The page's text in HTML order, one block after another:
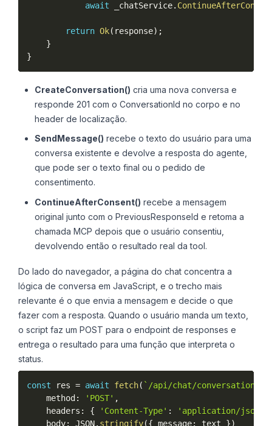
await _chatService.
return Ok( response) ;
}
}
CreateConversation() cria uma nova conversa e
responde 201 com o ConversationId no corpo e no
header de localização.
SendMessage() recebe o texto do usuário para uma
conversa existente e devolve a resposta do agente,
que pode ser o texto final ou o pedido de
consentimento.
ContinueAfterConsent() recebe a mensagem
original junto com o PreviousResponseId e retoma a
chamada MCP depois que o usuário consentiu,
devolvendo então o resultado real da tool.
Do lado do navegador, a página do chat concentra a
lógica de conversa em JavaScript, e o trecho mais
relevante é o que envia a mensagem e decide o que
fazer com a resposta. Quando o usuário manda um texto,
o script faz um POST para o endpoint de responses e
entrega o resultado para uma função que interpreta o
status.
const res = await fetch( `/api/chat/conversations/
    method
: 'POST' ,
    headers
: { 'Content-Type' : 'application/json'
    body
: JSON. stringify({ message: text })